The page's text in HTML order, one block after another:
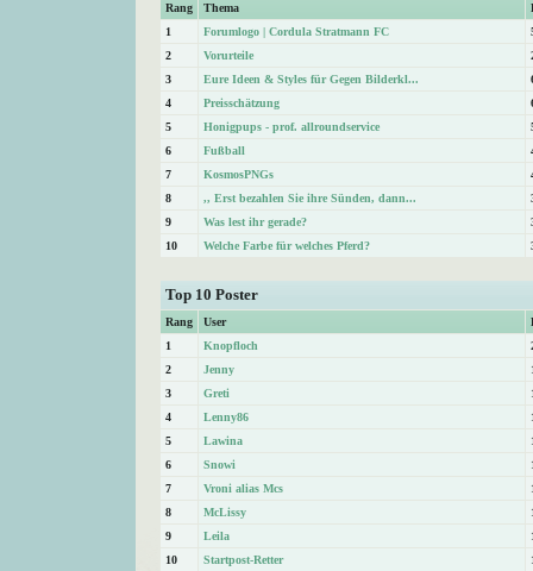
Rang Thema
1
Forumlogo | Cordula Stratmann FC
2
Vorurteile
3
Eure Ideen & Styles für Gegen Bilderkl...
4
Preisschätzung
5
Honigpups - prof. allroundservice
6
Fußball
7
KosmosPNGs
8
,, Erst bezahlen Sie ihre Sünden, dann...
9
Was lest ihr gerade?
10
Welche Farbe für welches Pferd?
Top 10 Poster
Rang User
1
Knopfloch
2
Jenny
3
Greti
4
Lenny86
5
Lawina
6
Snowi
7
Vroni alias Mcs
8
McLissy
9
Leila
10
Startpost-Retter